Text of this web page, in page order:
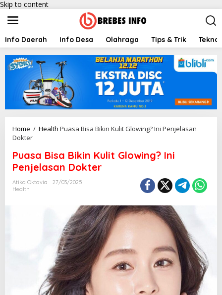
Skip to content
Info Daerah Info Desa Olahraga Tips & Trik
Home / Health Puasa Bisa Bikin Kulit Glowing? Ini Penjelasan
Dokter
Puasa Bisa Bikin Kulit Glowing? Ini
Penjelasan Dokter
Atika Oktavia
27/03/2025
Health